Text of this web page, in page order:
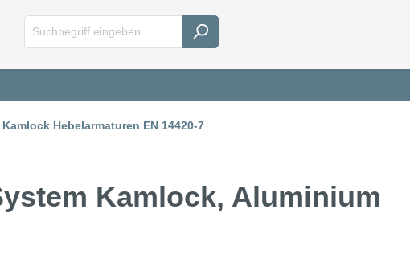
Kamlock Hebelarmaturen EN 14420-7
Kamlock, Aluminium